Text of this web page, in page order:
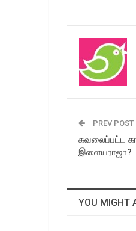
PREV POST
கவலைப்பட்ட
இளையராஜா?
YOU MIGHT